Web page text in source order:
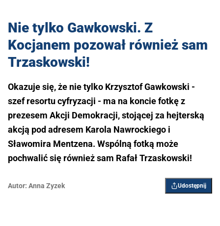
Nie tylko Gawkowski. Z
Kocjanem pozował również sam
Trzaskowski!
Okazuje się, że nie tylko Krzysztof Gawkowski -
szef resortu cyfryzacji - ma na koncie fotkę z
prezesem Akcji Demokracji, stojącej za hejterską
akcją pod adresem Karola Nawrockiego i
Sławomira Mentzena. Wspólną fotką może
pochwalić się również sam Rafał Trzaskowski!
Autor: Anna Zyzek Udostępnij